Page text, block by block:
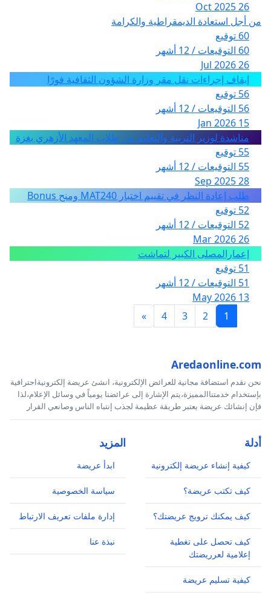
26 Oct 2025
من أجل استعادة الديمقراطية والكرامة
60 توقيع
60 التوقيعات / 12 أشهر
26 Jul 2026
إيقاف إجراءات نقل مقر وزارة الشؤون الثقافية فورًا
56 توقيع
56 التوقيعات / 12 أشهر
15 Jan 2026
مناشدة لوزير التربية والتعليم من طلاب المعهد الأزهري بغزة
55 توقيع
55 التوقيعات / 12 أشهر
28 Sep 2025
طلب إعادة النظر في تقييم اختبار MAT240 ومنح Bonus
52 توقيع
52 التوقيعات / 12 أشهر
26 Mar 2026
إعمارالمصلى الكبير لتماشت
51 توقيع
51 التوقيعات / 12 أشهر
13 May 2026
1
2
3
4
»
Aredaonline.com
نحن نقدم استضافة مجانية للعرائض الإلكترونية، انشئ عريضة إلكترونيةاحترافية
بإستخدام خدمتناالمميزة،يتم الإشارة إلى عرائضنا يومياً في وسائل الإعلام،لذا
فإن إنشائك عريضة يعتبر طريقة عظيمة لجذب إنتباه الناس وصانعي القرار
أدلة
كيفية إنشاء عريضة إلكترونية
كيف تكتب عريضة؟
كيف يمكنك ترويج عريضتك؟
كيف تحصل على تغطية
إعلامية لعرريضتك
كيفية تسليم عريضة
المزيد
ابدأ عريضة
سياسة الخصوصية
إدارة ملفات تعريف الارتباط
نبذة عنا